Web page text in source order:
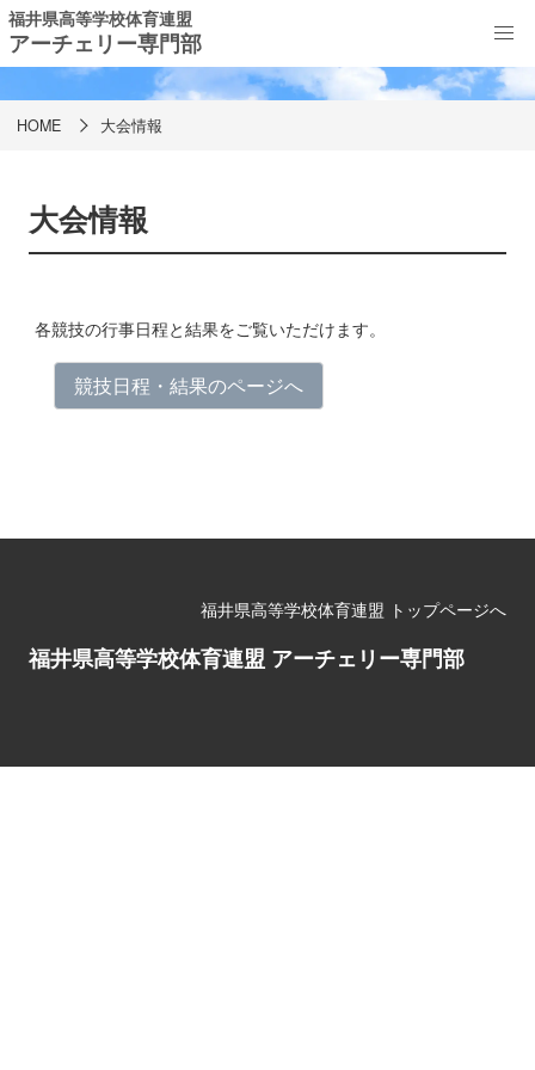
福井県高等学校体育連盟
アーチェリー専門部
大会情報
HOME 大会情報
大会情報
各競技の行事日程と結果をご覧いただけます。
競技日程・結果のページへ
福井県高等学校体育連盟 トップページへ
福井県高等学校体育連盟 アーチェリー専門部